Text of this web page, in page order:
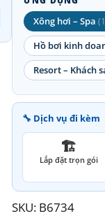
Xông hơi – Spa
Hồ bơi kinh
Resort – Khách
🔧 Dịch vụ đi kèm
🏗️
Lắp đặt trọn gói
SKU: B6734